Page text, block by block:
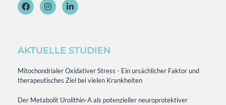
AKTUELLE STUDIEN
Mitochondrialer Oxidativer Stress - Ein ursächlicher Faktor und
therapeutisches Ziel bei vielen Krankheiten
Der Metabolit Urolithin-A als potenzieller neuroprotektiver